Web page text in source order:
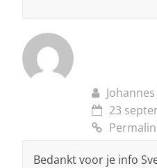
23
Bedankt voor je info